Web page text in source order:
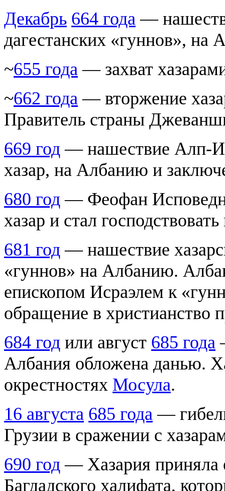
Декабрь 664 года —
дагестанских «гуннов»,
~655 года — захват
~662 года — вторжение
Правитель страны
669 год — нашествие Алп-
хазар, на Албанию и
680 год — Феофан
хазар и стал
681 год — нашествие
«гуннов» на Албанию.
епископом Исраэлем к
обращение в христианство
684 год или август 685 года
Албания обложена данью.
окрестностях Мосула.
16 августа 685 года —
Грузии в сражении с
690 год — Хазария приняла
Багдадского халифата,